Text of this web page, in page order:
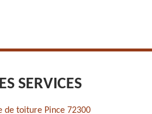
SERVICES
de toiture Pince 72300